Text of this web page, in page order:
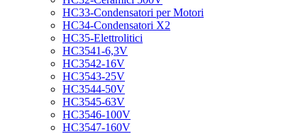
HC33-Condensatori per Motori
HC34-Condensatori X2
HC35-Elettrolitici
HC3541-6,3V
HC3542-16V
HC3543-25V
HC3544-50V
HC3545-63V
HC3546-100V
HC3547-160V